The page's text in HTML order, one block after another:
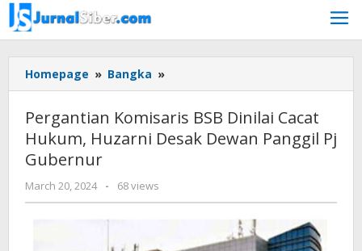
Skip
to
content
Homepage » Bangka »
Komisaris
Dinilai
Cacat
Dewan
Pergantian Komisaris BSB Dinilai Cacat
Hukum, Huzarni Desak Dewan Panggil Pj
Gubernur
March 20, 2024
by
Jurnalsiber
- 68 views